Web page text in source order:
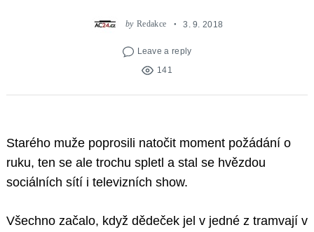
by Redakce 3. 9. 2018
Leave a reply
141
Starého muže poprosili natočit moment požádání o
ruku, ten se ale trochu spletl a stal se hvězdou
sociálních sítí i televizních show.
Všechno začalo, když dědeček jel v jedné z tramvají v